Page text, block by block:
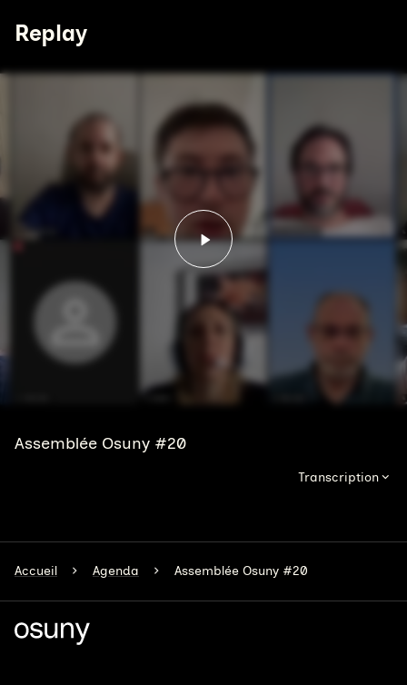
Replay
Lancer la vidéo -
Assemblée Osuny #20
Transcription
Accueil Agenda Assemblée Osuny #20